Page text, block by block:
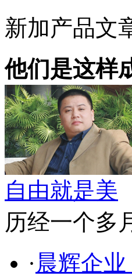
吊顶
| 水沟盖板
郴州花
纹钢板| 无敌防盗挂锁
蓝色高光变色杯
|供应锌
板| 高强无收缩灌浆料
新加产品文
他们是这样
自由就是美
历经一个多
· 晨辉企